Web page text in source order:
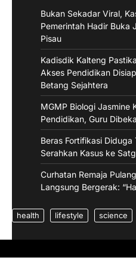
Bukan Sekadar Viral,
Pemerintah Hadir Buka
Pisau
Kadisdik Kalteng
Akses Pendidikan
Betang Sejahtera
MGMP Biologi Jasmine
Pendidikan, Guru
Beras Fortifikasi
Serahkan Kasus ke
Curhatan Remaja
Langsung Bergerak:
health lifestyle science